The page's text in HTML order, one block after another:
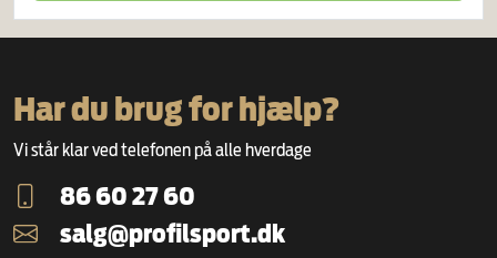
Har du brug for hjælp?
Vi står klar ved telefonen på alle hverdage
86 60 27 60
salg@profilsport.dk